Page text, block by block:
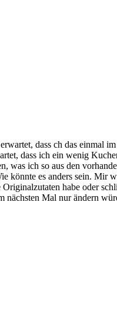
dass ch das einmal
dass ich ein wenig
was ich so aus den
könnte es anders sein.
habe oder
Mal nur ändern